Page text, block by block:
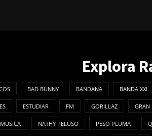
Explora
BAD BUNNY BANDANA BANDA XXI
ESTUDIAR FM GORILLAZ GRAN
MUSICA NATHY PELUSO PESO PLUMA